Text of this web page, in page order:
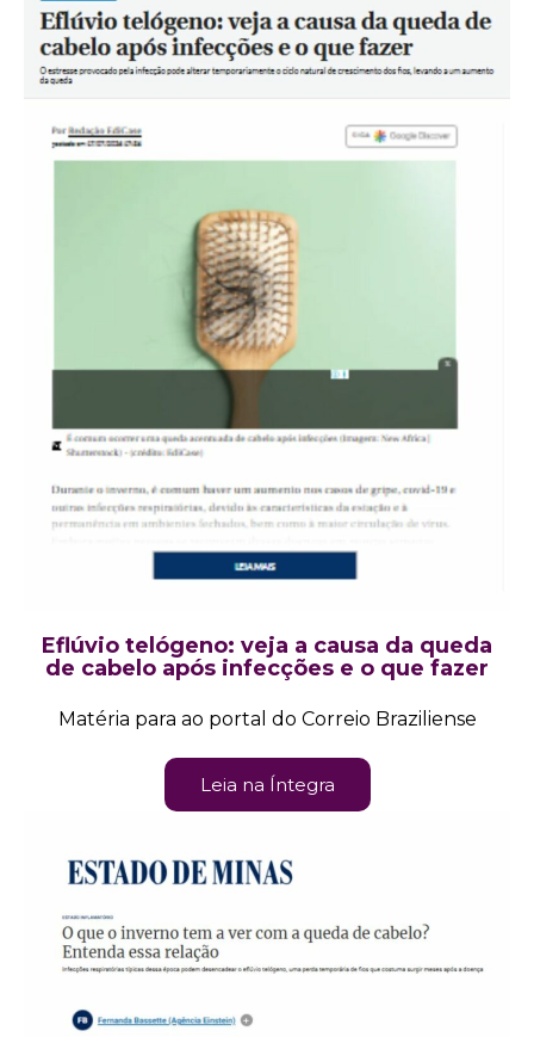
Eflúvio telógeno: veja a causa da queda
de cabelo após infecções e o que fazer
Matéria para ao portal do Correio Braziliense
Leia na Íntegra